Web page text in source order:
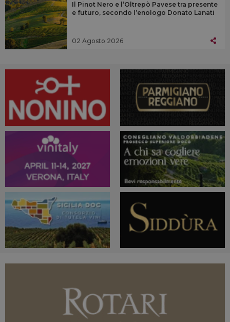
Il Pinot Nero e l’Oltrepò Pavese tra presente
e futuro, secondo l’enologo Donato Lanati
02 Agosto 2026